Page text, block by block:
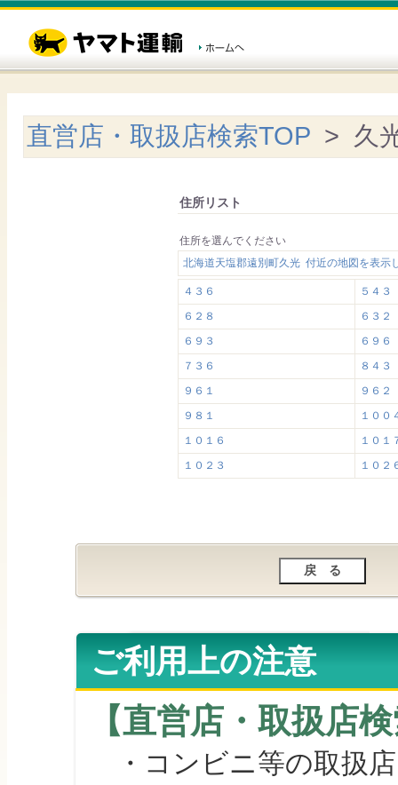
直営店・取扱店検索TOP > 久
住所リスト
住所を選んでください
北海道天塩郡遠別町久光 付近の地図を表示
４３６
５４３
６２８
６３２
６９３
６９６
７３６
８４３
９６１
９６２
９８１
１００
１０１６
１０１
１０２３
１０２
ご利用上の注意
【直営店・取扱店
・コンビニ等の取扱